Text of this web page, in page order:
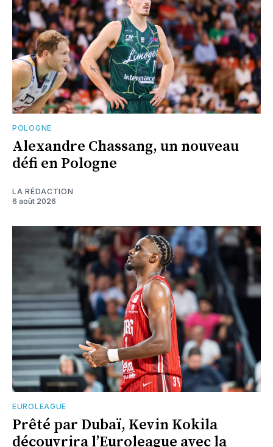
POLOGNE
Alexandre Chassang, un nouveau
défi en Pologne
LA RÉDACTION
6 août 2026
EUROLEAGUE
Prêté par Dubaï, Kevin Kokila
découvrira l’Euroleague avec la